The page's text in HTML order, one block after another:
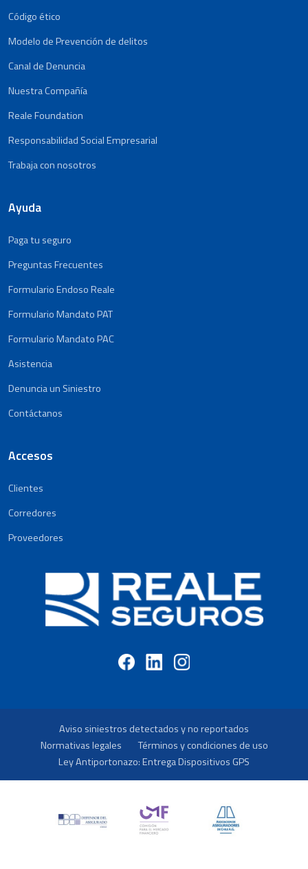
Código ético
Modelo de Prevención de delitos
Canal de Denuncia
Nuestra Compañía
Reale Foundation
Responsabilidad Social Empresarial
Trabaja con nosotros
Ayuda
Paga tu seguro
Preguntas Frecuentes
Formulario Endoso Reale
Formulario Mandato PAT
Formulario Mandato PAC
Asistencia
Denuncia un Siniestro
Contáctanos
Accesos
Clientes
Corredores
Proveedores
Aviso siniestros detectados y no reportados
Normativas legales
Términos y condiciones de uso
Ley Antiportonazo: Entrega Dispositivos GPS